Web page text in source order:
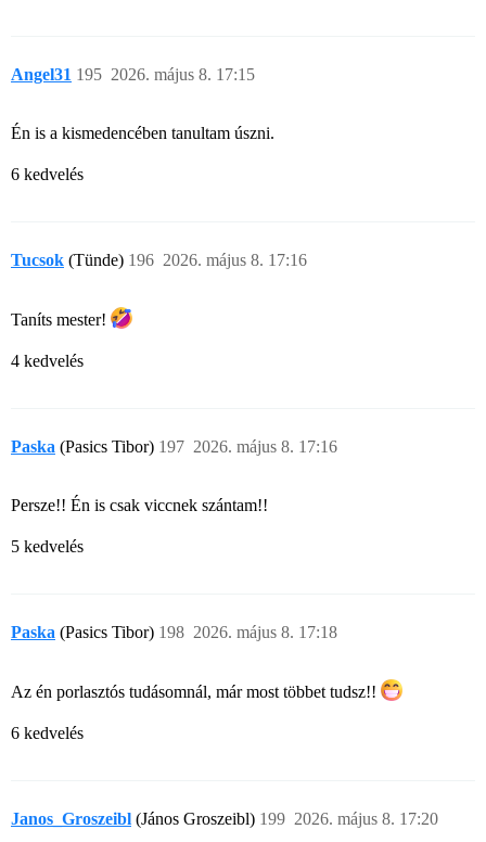
Angel31 2026. május 8. 17:15
195
Én is a kismedencében tanultam úszni.
6 kedvelés
Tucsok (Tünde) 2026. május 8. 17:16
196
Taníts mester!
4 kedvelés
Paska (Pasics Tibor) 2026. május 8. 17:16
197
Persze!! Én is csak viccnek szántam!!
5 kedvelés
Paska (Pasics Tibor) 2026. május 8. 17:18
198
Az én porlasztós tudásomnál, már most többet tudsz!!
6 kedvelés
Janos_Groszeibl (János Groszeibl) 2026. május 8. 17:20
199